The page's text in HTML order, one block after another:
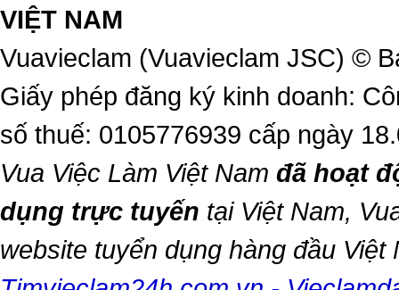
VIỆT NAM
Vuavieclam (Vuavieclam JSC) ©
Giấy phép đăng ký kinh doanh:
số thuế: 0105776939 cấp ngày
Vua Việc Làm Việt Nam đã hoạt
dụng trực tuyến tại Việt Nam,
website tuyển dụng hàng đầu